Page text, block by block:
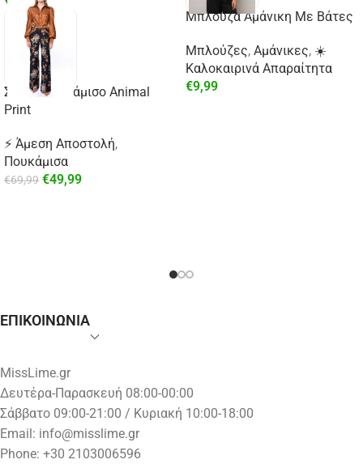
Σατέν Πουκάμισο Animal
Print
⚡ Άμεση Αποστολή,
Πουκάμισα
€69,99 €49,99
Μπλούζα Αμάνικη Με Βάτες
Μπλούζες, Αμάνικες, ☀️
Καλοκαιρινά Απαραίτητα
€9,99
ΕΠΙΚΟΙΝΩΝΙΑ
MissLime.gr
Δευτέρα-Παρασκευή 08:00-00:00
Σάββατο 09:00-21:00 / Κυριακή 10:00-18:00
Email: info@misslime.gr
Phone: +30 2103006596